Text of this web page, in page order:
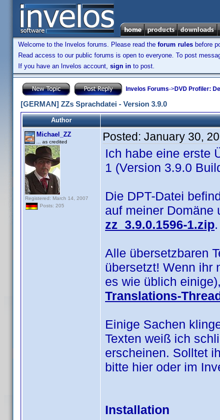
Welcome to the Invelos forums. Please read the forum rules before
Read access to our public forums is open to everyone. To post
If you have an Invelos account, sign in to post.
Invelos Forums->DVD Profiler:
[GERMAN] ZZs Sprachdatei - Version 3.9.0
Author
Michael_ZZ
... as credited
Registered: March 14, 2007
Posts: 205
Posted: January 30,
Ich habe eine erste
1 (Version 3.9.0
Die DPT-Datei
auf meiner Domäne
zz_3.9.0.1596-1.zip.
Alle übersetzbaren
übersetzt! Wenn ihr
es wie üblich
Translations-
Einige Sachen
Texten weiß ich
erscheinen. Solltet
bitte hier oder im
Installation